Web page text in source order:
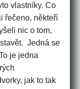
vlastníky. Co
řečeno, někteří
nic o tom,
Jedná se
je jedna
jak to tak